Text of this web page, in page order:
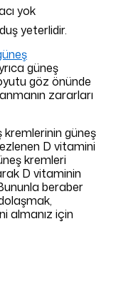
yok
yeterlidir.
güneş
göz önünde
zararları
kremlerinin güneş
D vitamini
kremleri
D vitaminin
beraber
almanız için